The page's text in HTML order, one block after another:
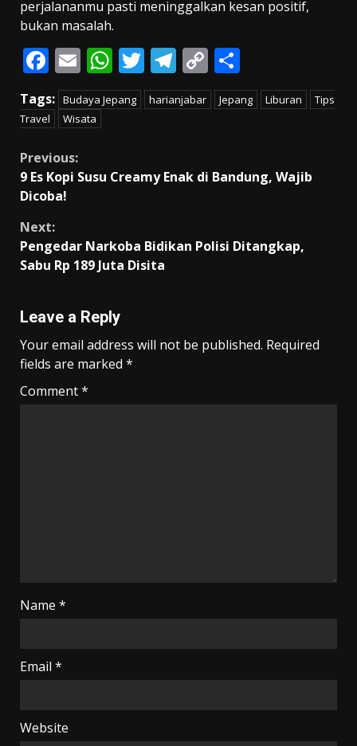
perjalananmu pasti meninggalkan kesan positif,
bukan masalah.
F
ac
e
b
o
o
E
m
ai
l
W
h
at
p
T
w
itt
T
el
e
m
C
o
p
n
h
ar
Tags: Budaya Jepang harianjabar Jepang Liburan
Tips
Travel
Wisata
Continue
Reading
Previous:
9 Es Kopi Susu Creamy Enak di Bandung, Wajib
Dicoba!
Next:
Pengedar Narkoba Bidikan Polisi Ditangkap,
Sabu Rp 189 Juta Disita
Leave a Reply
Your email address will not be published. Required
fields are marked *
Comment*
Name *
Email *
Website